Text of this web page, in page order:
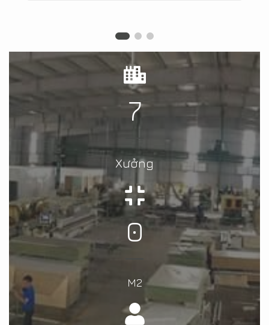
7
Xưởng
0
M2